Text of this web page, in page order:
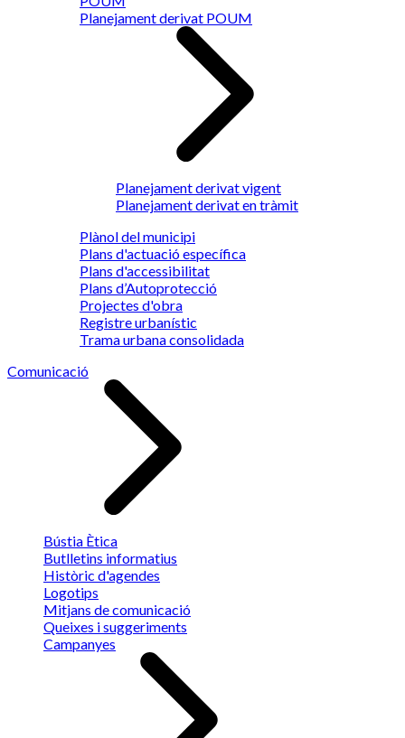
Planejament derivat POUM
Planejament derivat vigent
Planejament derivat en tràmit
Plànol del municipi
Plans d'actuació específica
Plans d'accessibilitat
Plans d’Autoprotecció
Projectes d'obra
Registre urbanístic
Trama urbana consolidada
Comunicació
Bústia Ètica
Butlletins informatius
Històric d'agendes
Logotips
Mitjans de comunicació
Queixes i suggeriments
Campanyes